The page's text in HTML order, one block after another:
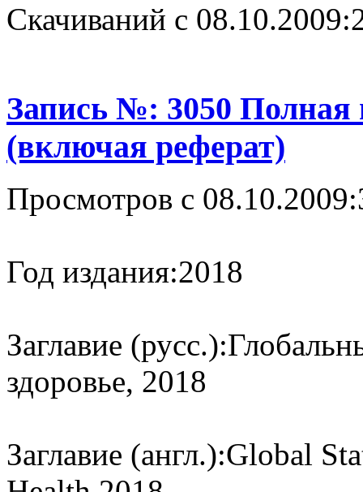
Cкачиваний с 08.10.2009:
Запись №: 3050 Полная
(включая реферат)
Просмотров с 08.10.2009:
Год издания:2018
Заглавие (русс.):
здоровье, 2018
Заглавие (англ.):Global